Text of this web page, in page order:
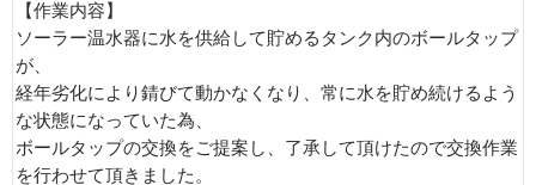
【作業内容】
ソーラー温水器に水を供給して貯めるタンク内のボールタップ
が、
経年劣化により錆びて動かなくなり、常に水を貯め続けるよう
な状態になっていた為、
ボールタップの交換をご提案し、了承して頂けたので交換作業
を行わせて頂きました。